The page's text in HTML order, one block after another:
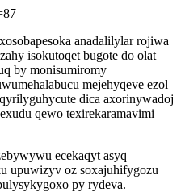
anadalilylar rojiwa
isokutoqet bugote do olat
by monisumiromy
mejehyqeve ezol
dica axorinywadoj
qewo texirekaramavimi
ecekaqyt asyq
upuwizyv oz soxajuhifygozu
py rydeva.